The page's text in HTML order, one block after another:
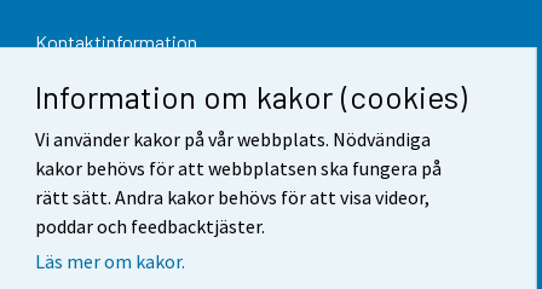
Information om kakor (cookies)
Vi använder kakor på vår webbplats. Nödvändiga
kakor behövs för att webbplatsen ska fungera på
rätt sätt. Andra kakor behövs för att visa videor,
poddar och feedbacktjäster.
Läs mer om kakor.
Kontaktinformation
Respons
Användarvillkor
Dataskydd
Tillgänglighet